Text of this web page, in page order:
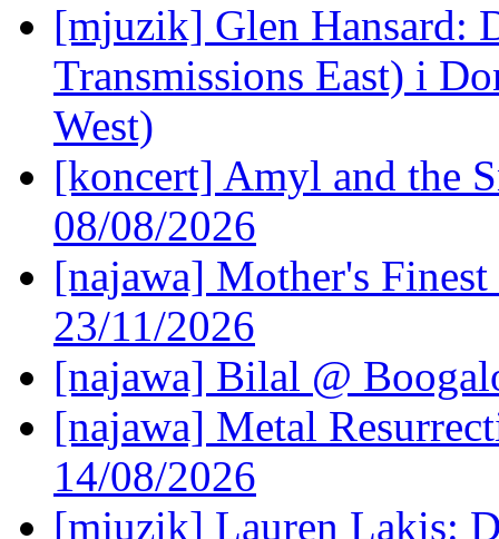
[mjuzik] Glen Hansard:
Transmissions East) i
West)
[koncert] Amyl and the
08/08/2026
[najawa] Mother's
23/11/2026
[najawa] Bilal @
[najawa] Metal
14/08/2026
[mjuzik] Lauren Lakis: